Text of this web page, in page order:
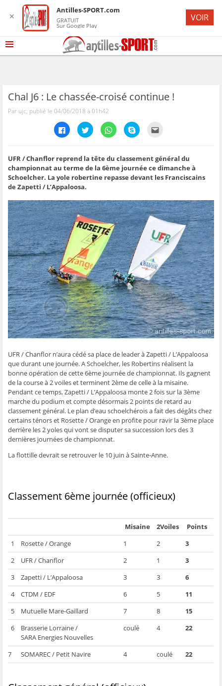
Chal J6 : Le chassée-croisé continue !
Par ujc, publié le 04/06/2018 à 01h42
C
l
e
z
p
o
u
r
a
r
t
a
g
e
r
s
u
r
F
a
c
e
b
o
o
k
(
o
u
v
r
e
n
u
n
e
n
o
u
v
e
l
f
e
n
t
C
l
e
z
p
o
u
a
r
t
a
g
e
r
s
u
r
T
w
i
t
t
e
r
(
o
u
v
r
e
d
s
n
e
n
o
u
v
e
l
l
e
e
n
ê
r
C
l
e
z
p
o
u
a
r
t
a
g
e
r
s
u
r
W
h
a
t
s
A
p
p
(
o
u
v
r
e
n
u
n
e
n
o
u
v
e
l
l
e
f
n
t
r
C
l
e
z
p
o
u
a
r
t
a
g
e
r
s
u
k
y
p
e
(
o
u
v
r
e
d
a
n
n
n
o
u
v
e
l
l
e
f
e
ê
)
e
z
p
o
u
n
v
o
y
e
p
a
r
e
m
a
i
l
à
u
n
a
m
i
(
o
u
e
a
n
s
u
n
e
n
o
u
v
l
e
UFR / Chanflor reprend la tête du classement général du
championnat au terme de la 6ème journée ce dimanche à
Schoelcher. La yole robertine repasse devant les Franciscains
de Zapetti / L’Appaloosa.
UFR / Chanflor n’aura cédé sa place de leader à Zapetti / L’Appaloosa
que durant une journée. A Schoelcher, les Robertins réalisent la
bonne opération de cette 6ème journée de championnat. Ils gagnent
de la course à 2 voiles et terminent 2ème de celle à la misaine.
Pendant ce temps, Zapetti / L’Appaloosa monte 2 fois sur la 3ème
marche du podium et compte désormais 2 points de retard au
classement général. Le plan d’eau schoelchérois a fait des dégâts chez
certains ténors et Rosette / Orange en profite pour ravir la 3ème place
derrière les 2 yoles qui vont se disputer sa succession lors des 3
dernières journées de championnat.
La flottille devrait se retrouver le 10 juin à Sainte-Anne.
Classement 6ème journée (officieux)
Misaine 2Voiles
Points
1
Rosette / Orange 1 2
3
2
UFR / Chanflor 2 1
3
3
Zapetti / L’Appaloosa 3 3
6
4
CTDM / EDF 6 5
11
5
Mutuelle Mare-Gaillard 7 8
15
6
Brasserie Lorraine /
SARA Energies Nouvelles
coulé 4 22
7 SOMAREC / Petit Navire 4 coulé 22
✕
Antilles-SPORT.com
GRATUIT
Sur Google Play
VOIR